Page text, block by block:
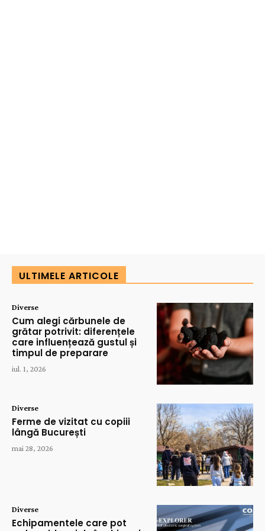
ULTIMELE ARTICOLE
Diverse
Cum alegi cărbunele de
grătar potrivit: diferențele
care influențează gustul și
timpul de preparare
iul. 1, 2026
Diverse
Ferme de vizitat cu copiii
lângă București
mai 28, 2026
Diverse
Echipamentele care pot